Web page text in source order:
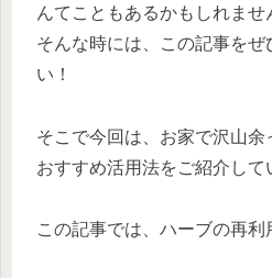
んてこともあるかもしれませ
そんな時には、この記事をぜ
い！
そこで今回は、お家で沢山
おすすめ活用法をご紹介して
この記事では、ハーブの再利